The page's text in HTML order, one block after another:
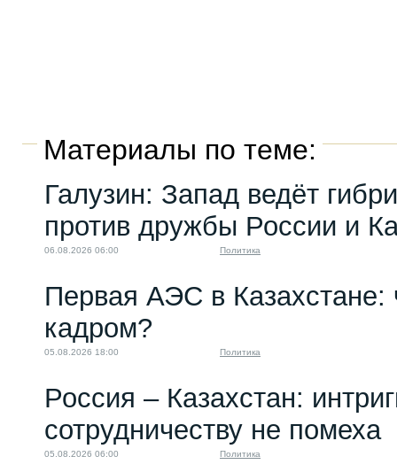
Материалы по теме:
Галузин: Запад ведёт
против дружбы России и
06.08.2026 06:00 Политика
Первая АЭС в Казахстане:
кадром?
05.08.2026 18:00 Политика
Россия – Казахстан:
сотрудничеству не помеха
05.08.2026 06:00 Политика